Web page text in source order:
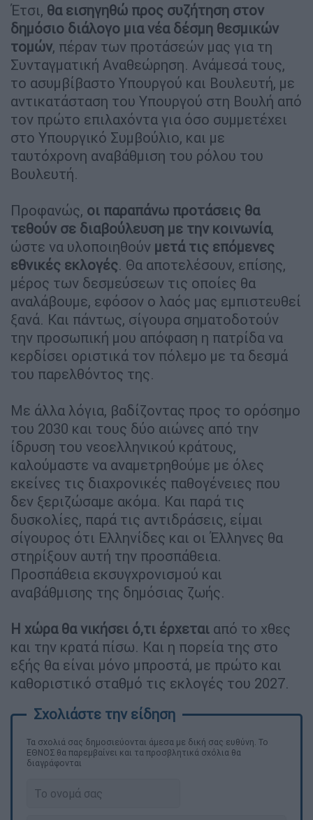
Έτσι, θα εισηγηθώ προς συζήτηση στον
δημόσιο διάλογο μια νέα δέσμη θεσμικών
τομών, πέραν των προτάσεών μας για τη
Συνταγματική Αναθεώρηση. Ανάμεσά τους,
το ασυμβίβαστο Υπουργού και Βουλευτή, με
αντικατάσταση του Υπουργού στη Βουλή από
τον πρώτο επιλαχόντα για όσο συμμετέχει
στο Υπουργικό Συμβούλιο, και με
ταυτόχρονη αναβάθμιση του ρόλου του
Βουλευτή.
Προφανώς, οι παραπάνω προτάσεις θα
τεθούν σε διαβούλευση με την κοινωνία,
ώστε να υλοποιηθούν μετά τις επόμενες
εθνικές εκλογές. Θα αποτελέσουν, επίσης,
μέρος των δεσμεύσεων τις οποίες θα
αναλάβουμε, εφόσον ο λαός μας εμπιστευθεί
ξανά. Και πάντως, σίγουρα σηματοδοτούν
την προσωπική μου απόφαση η πατρίδα να
κερδίσει οριστικά τον πόλεμο με τα δεσμά
του παρελθόντος της.
Με άλλα λόγια, βαδίζοντας προς το ορόσημο
του 2030 και τους δύο αιώνες από την
ίδρυση του νεοελληνικού κράτους,
καλούμαστε να αναμετρηθούμε με όλες
εκείνες τις διαχρονικές παθογένειες που
δεν ξεριζώσαμε ακόμα. Και παρά τις
δυσκολίες, παρά τις αντιδράσεις, είμαι
σίγουρος ότι Ελληνίδες και οι Έλληνες θα
στηρίξουν αυτή την προσπάθεια.
Προσπάθεια εκσυγχρονισμού και
αναβάθμισης της δημόσιας ζωής.
Η χώρα θα νικήσει ό,τι έρχεται από το χθες
και την κρατά πίσω. Και η πορεία της στο
εξής θα είναι μόνο μπροστά, με πρώτο και
καθοριστικό σταθμό τις εκλογές του 2027.
Τα σχολιά σας δημοσιεύονται άμεσα με δική σας ευθύνη. Το
ΕΘΝΟΣ θα παρεμβαίνει και τα προσβλητικά σχόλια θα
διαγράφονται